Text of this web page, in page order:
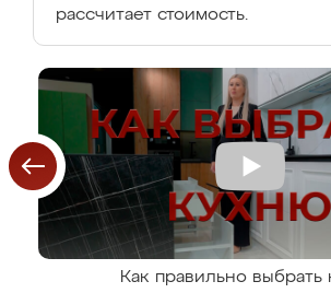
рассчитает стоимость.
Как правильно выбрать